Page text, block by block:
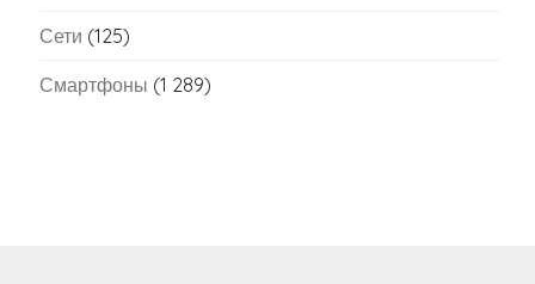
Сети (125)
Смартфоны (1 289)